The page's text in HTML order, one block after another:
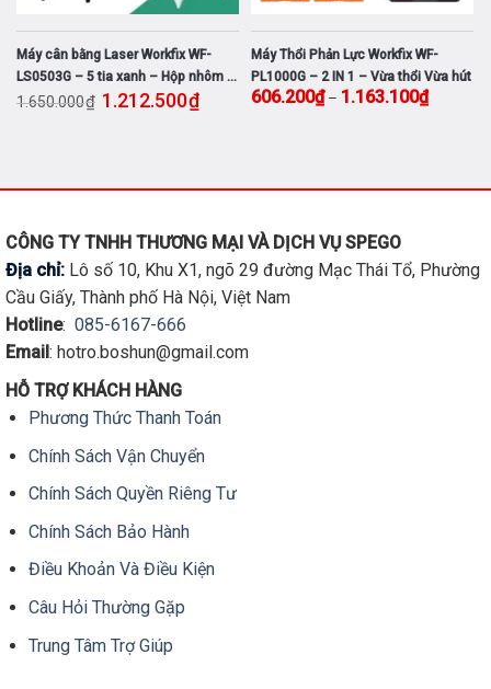
giá: từ 1.454.100₫ đến 2.812.100₫
Máy cân bằng Laser Workfix WF-
LS0503G – 5 tia xanh – Hộp nhôm –
Kèm chân
1.650.000₫ Giá gốc là: 1.650.000₫.
1.212.500₫Giá hiện tại là: 1.212.500₫.
Máy Thổi Phản Lực Workfix WF-
PL1000G – 2 IN 1 – Vừa thổi Vừa hút
606.200₫ – 1.163.100₫Khoảng
có
biến
thể.
tùy
CÔNG TY TNHH THƯƠNG MẠI VÀ DỊCH VỤ SPEGO
Địa chỉ: Lô số 10, Khu X1, ngõ 29 đường Mạc Thái Tổ, Phường
Cầu Giấy, Thành phố Hà Nội, Việt Nam
Hotline: 085-6167-666
Email: hotro.boshun@gmail.com
HỖ TRỢ KHÁCH HÀNG
Phương Thức Thanh Toán
Chính Sách Vận Chuyển
Chính Sách Quyền Riêng Tư
Chính Sách Bảo Hành
Điều Khoản Và Điều Kiện
Câu Hỏi Thường Gặp
Trung Tâm Trợ Giúp